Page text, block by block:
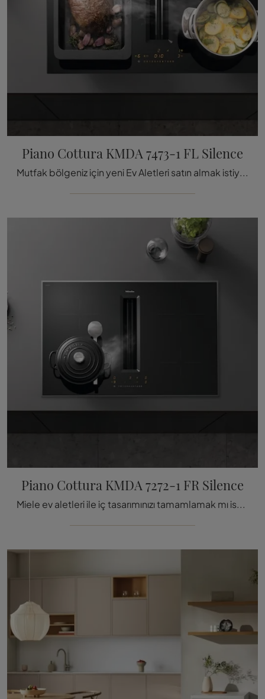
Piano Cottura KMDA 7473-1 FL Silence
Mutfak bölgeniz için yeni Ev Aletleri satın almak istiyorsanız, Miele markasının KMDA 7473-1 FL Silence modeli hakkında daha fazla bilgi
Piano Cottura KMDA 7272-1 FR Silence
Miele ev aletleri ile iç tasarımınızı tamamlamak mı istiyorsunuz? Size KMDA 7272-1 FR Silence gibi çeşitli Ocak modellerini sunuyoruz